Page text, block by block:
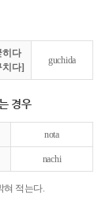
히다
치다]
guchida
경우
nota
nachi
혀 적는다.